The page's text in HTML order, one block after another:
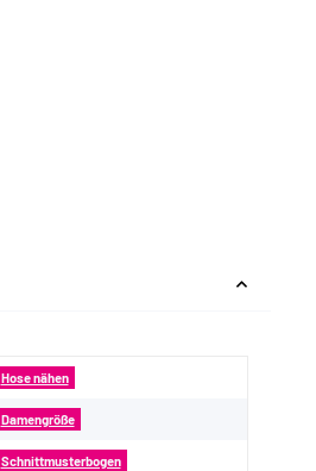
Hose nähen
Damengröße
Schnittmusterbogen